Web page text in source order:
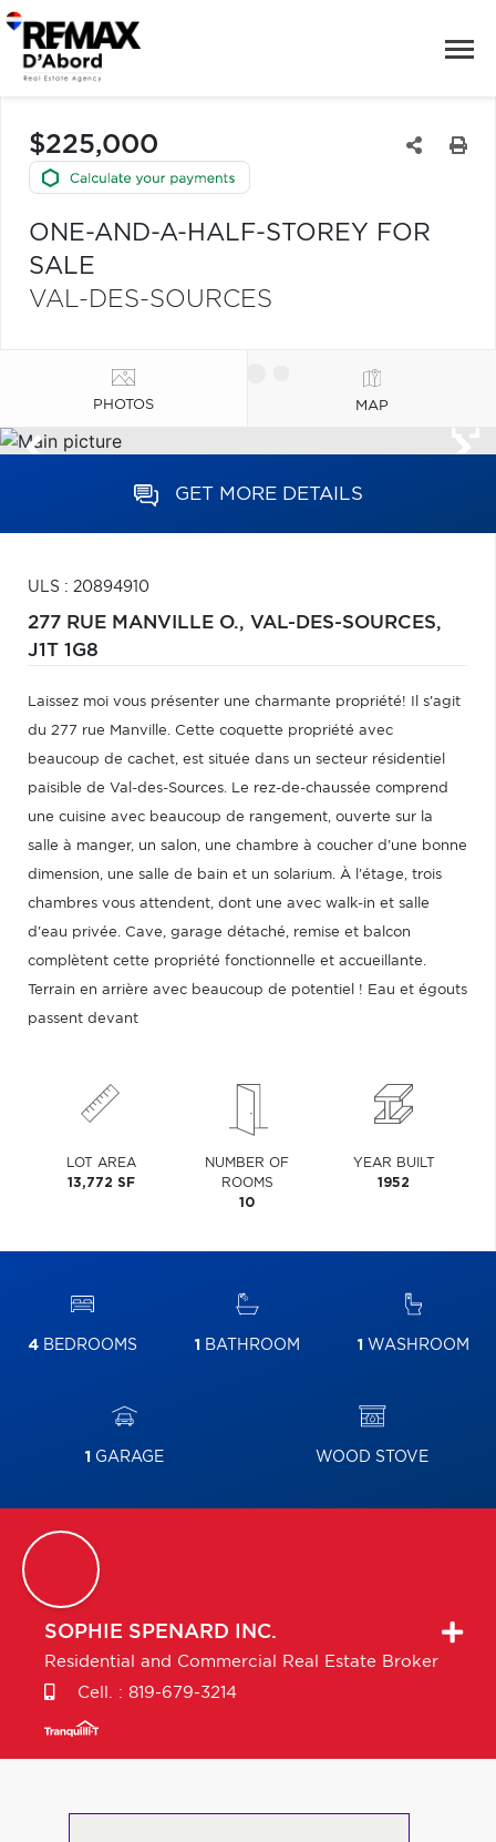
$225,000
ONE-AND-A-HALF-STOREY FOR
SALE
VAL-DES-SOURCES
PHOTOS MAP
GET MORE DETAILS
ULS : 20894910
277 RUE MANVILLE O., VAL-DES-SOURCES,
J1T 1G8
Laissez moi vous présenter une charmante propriété! Il s'agit
du 277 rue Manville. Cette coquette propriété avec
beaucoup de cachet, est située dans un secteur résidentiel
paisible de Val-des-Sources. Le rez-de-chaussée comprend
une cuisine avec beaucoup de rangement, ouverte sur la
salle à manger, un salon, une chambre à coucher d'une bonne
dimension, une salle de bain et un solarium. À l'étage, trois
chambres vous attendent, dont une avec walk-in et salle
d'eau privée. Cave, garage détaché, remise et balcon
complètent cette propriété fonctionnelle et accueillante.
Terrain en arrière avec beaucoup de potentiel ! Eau et égouts
passent devant
LOT AREA
13,772 SF
NUMBER OF
ROOMS
10
YEAR BUILT
1952
4 BEDROOMS 1 BATHROOM 1 WASHROOM
1 GARAGE WOOD STOVE
SOPHIE SPENARD INC.
Residential and Commercial Real Estate Broker
Cell. : 819-679-3214